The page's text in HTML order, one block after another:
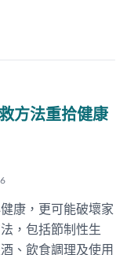
方法重拾健康
康，更可能破壞家
，包括節制性生
、飲食調理及使用